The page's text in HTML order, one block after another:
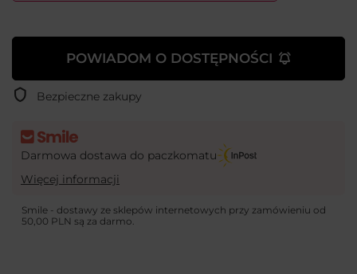
POWIADOM O DOSTĘPNOŚCI
Bezpieczne zakupy
Darmowa dostawa do paczkomatu
Więcej informacji
Smile - dostawy ze sklepów internetowych przy zamówieniu od
50,00 PLN są za darmo.